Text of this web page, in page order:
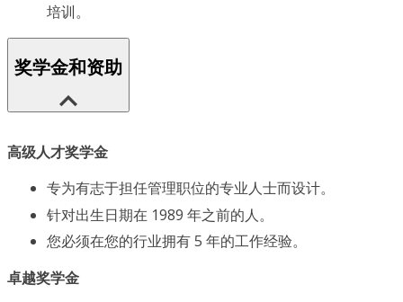
培训。
奖学金和资助
高级人才奖学金
专为有志于担任管理职位的专业人士而设计。
针对出生日期在 1989 年之前的人。
您必须在您的行业拥有 5 年的工作经验。
卓越奖学金